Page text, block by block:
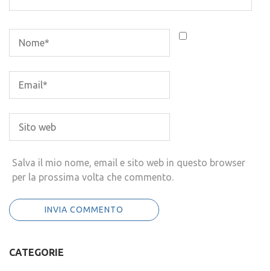
Salva il mio nome, email e sito web in questo browser
per la prossima volta che commento.
CATEGORIE